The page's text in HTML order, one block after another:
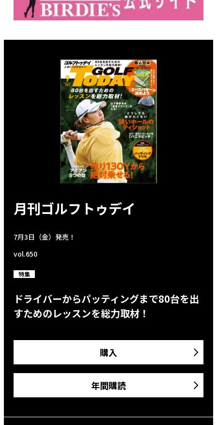
月刊ゴルフトゥデイ
7月3日（金）発売！
vol.650
特集
ドライバーからパッティングまで80台を出
すためのレッスンを総力取材！
購入
年間購読